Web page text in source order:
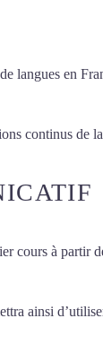
langues en
continus de
cours à partir
ainsi